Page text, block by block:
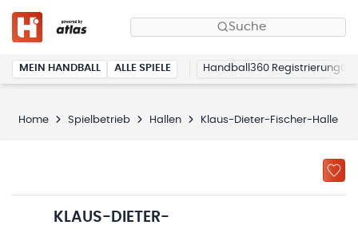
Suche
MEIN HANDBALL ALLE SPIELE Handball360 Registrierung
Home Spielbetrieb Hallen Klaus-Dieter-Fischer-Halle
KLAUS-DIETER-